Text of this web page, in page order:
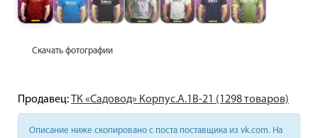
Скачать фотографии
Продавец:ТК «Садовод» Корпус.А.1В-21 (1298 товаров)
Описание ниже скопировано с поста поставщика из vk.com. На